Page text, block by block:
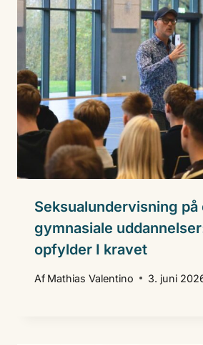
Seksualundervisning på
gymnasiale
opfylder I kravet
Af Mathias Valentino 3. juni